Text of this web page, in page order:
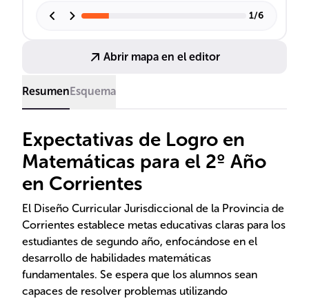
probabilidad y la estadística para el análisis de datos y
ideas matemáticas.
1/6
Abrir mapa en el editor
ResumenEsquema
Expectativas de Logro en
Matemáticas para el 2º Año
en Corrientes
El Diseño Curricular Jurisdiccional de la Provincia de
Corrientes establece metas educativas claras para los
estudiantes de segundo año, enfocándose en el
desarrollo de habilidades matemáticas
fundamentales. Se espera que los alumnos sean
capaces de resolver problemas utilizando